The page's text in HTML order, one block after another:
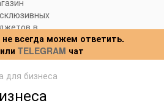
всегда можем ответить.
или TELEGRAM чат
для бизнеса